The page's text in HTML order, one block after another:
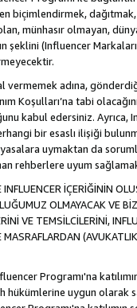
biçimlendirmek,
münhasır olmayan,
şeklini (Influencer
vermemek adına,
Koşulları’na tabi
kabul edersiniz. Ayrıca,
bir esaslı ilişiği
uymaktan da
rehberlere uyum
İÇERİĞİNİN
OLMAYACAK VE
VE TEMSİLCİLERİNİ,
Programı'na
uygun olarak